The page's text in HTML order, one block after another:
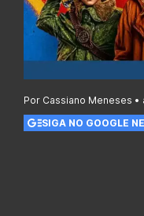
Por Cassiano Meneses
SIGA NO GOOGLE